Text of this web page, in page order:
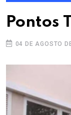
Pontos
04 DE AGOSTO